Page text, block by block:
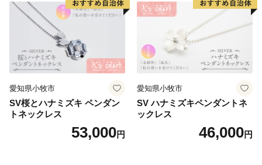
愛知県小牧市
SV桜とハナミズキ ペンダン
トネックレス
53,000円
愛知県小牧市
SV ハナミズキペンダントネ
ックレス
46,000円